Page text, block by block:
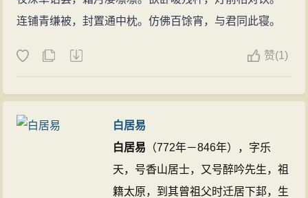
连铺青缣被，封置通中枕。仿佛百馀宵，与君同此寝。
赞(1)
白居易
白居易 （772年－846年），字乐
天，号香山居士，又号醉吟先生，祖
籍太原，到其曾祖父时迁居下邽，生